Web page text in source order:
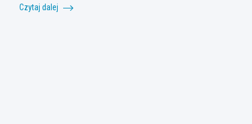
Czytaj dalej